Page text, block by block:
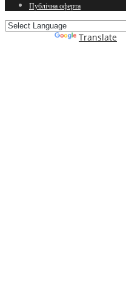
Публічна оферта
Translate